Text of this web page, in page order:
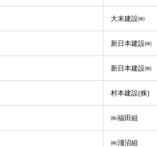
大末建設㈱
新日本建設㈱
新日本建設㈱
村本建設(株)
㈱福田組
㈱淺沼組